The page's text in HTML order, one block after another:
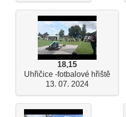
18,15
Uhřičice -fotbalové hřiště
13. 07. 2024